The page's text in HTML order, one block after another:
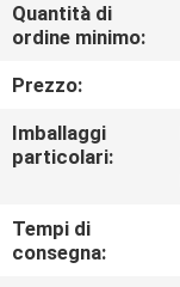
CONTROLLO
DI
QUALITÀ
Quantità di
ordine minimo:
Prezzo:
Imballaggi
particolari:
Tempi di
consegna: